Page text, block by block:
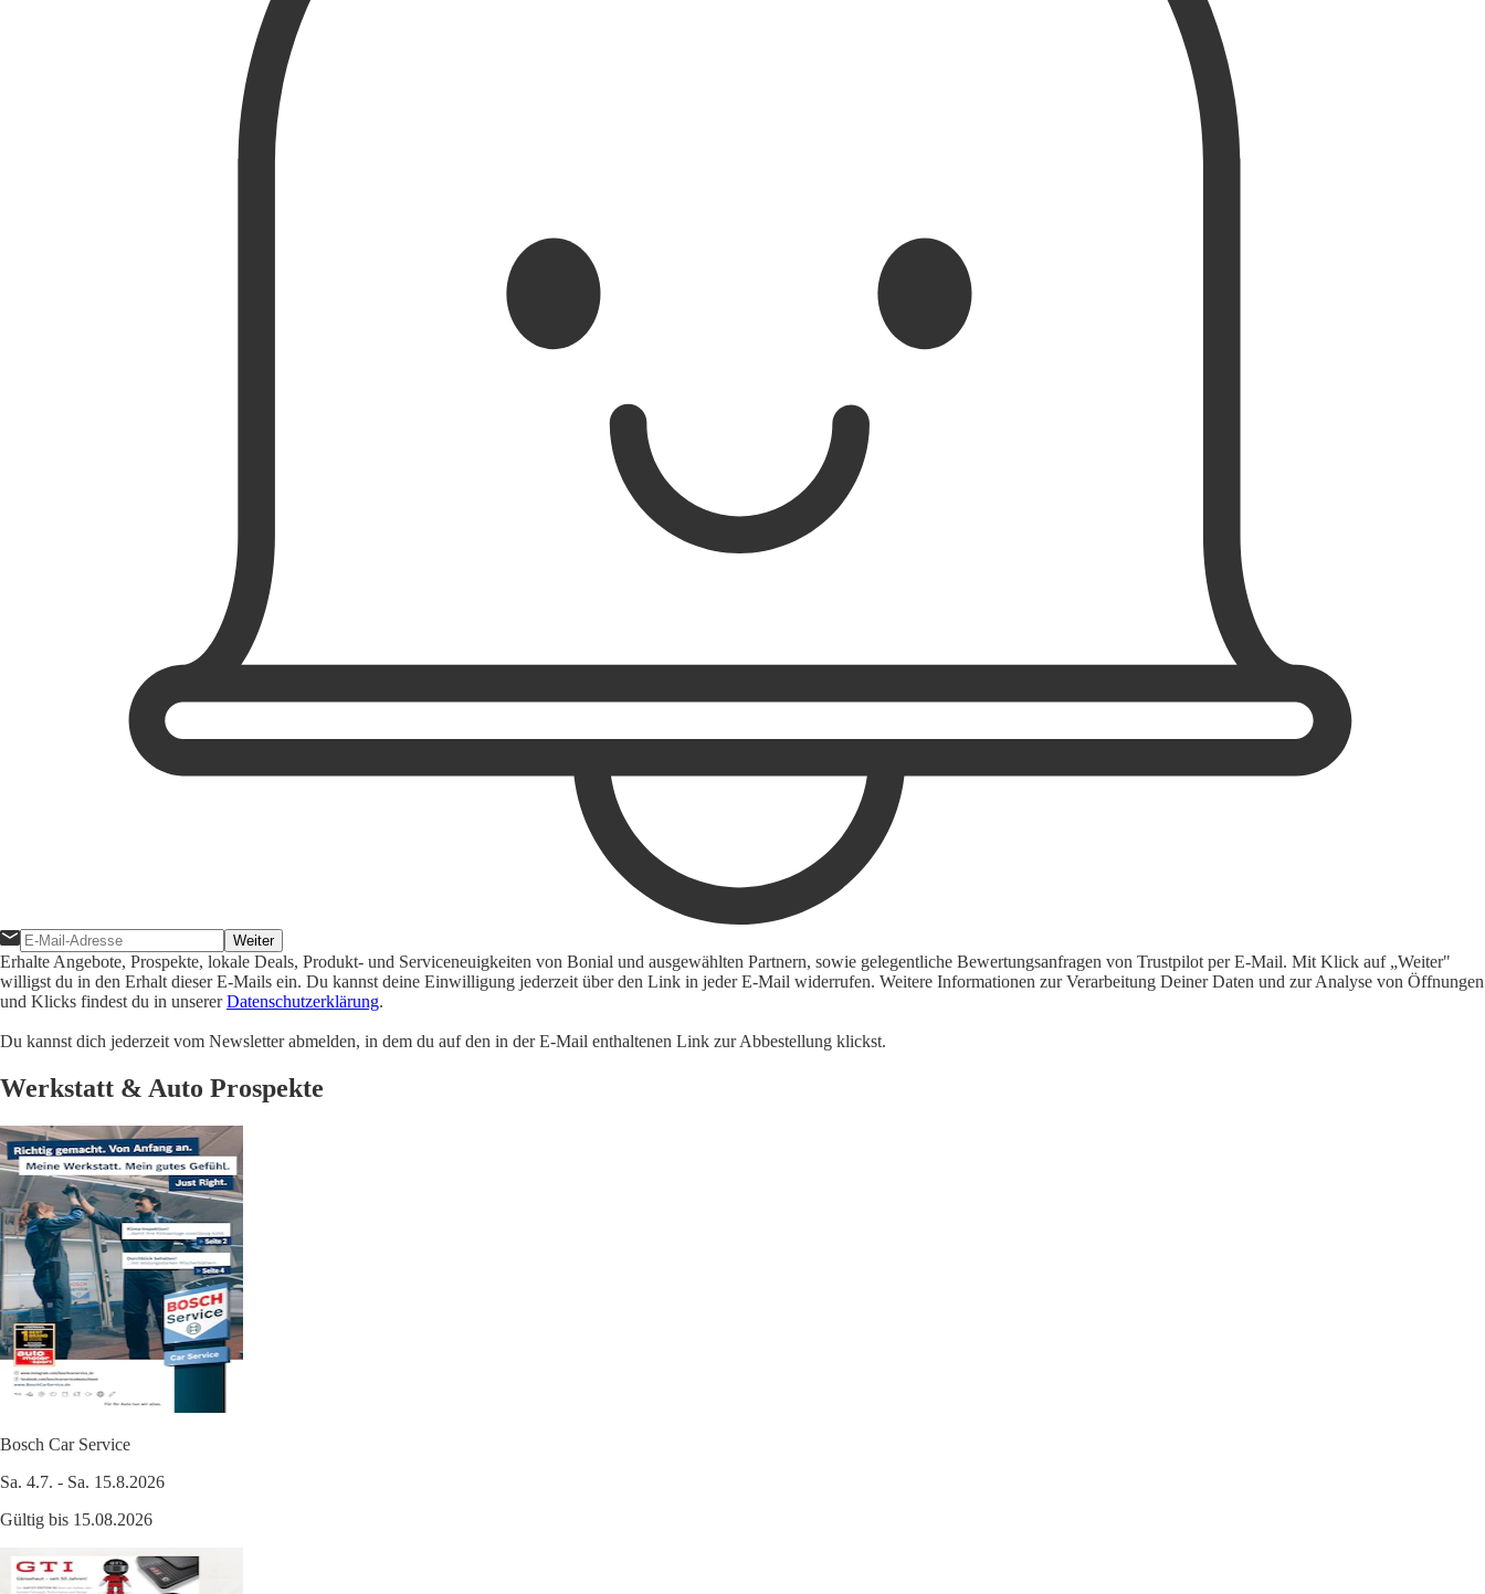
Weiter
Erhalte Angebote, Prospekte, lokale Deals, Produkt- und Serviceneuigkeiten von Bonial und ausgewählten Partnern, sowie gelegentliche Bewertungsanfragen von Trustpilot per E-Mail. Mit Klick auf „Weiter"
willigst du in den Erhalt dieser E-Mails ein. Du kannst deine Einwilligung jederzeit über den Link in jeder E-Mail widerrufen. Weitere Informationen zur Verarbeitung Deiner Daten und zur Analyse von Öffnungen
und Klicks findest du in unsererDatenschutzerklärung.
Du kannst dich jederzeit vom Newsletter abmelden, in dem du auf den in der E-Mail enthaltenen Link zur Abbestellung klickst.
Werkstatt & Auto Prospekte
Bosch Car Service
Sa. 4.7. - Sa. 15.8.2026
Gültig bis 15.08.2026